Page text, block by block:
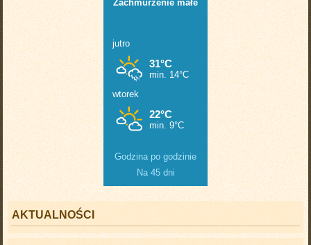
Godzina po godzinie
Na 45 dni
AKTUALNOŚCI